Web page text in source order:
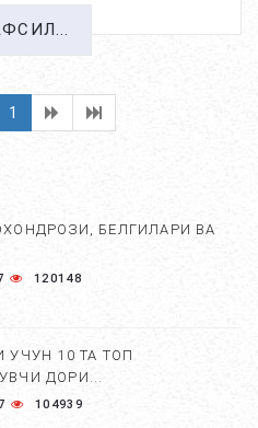
1
БЕЛГИЛАРИ ВА
120148
УЧУН 10 ТА ТОП
ДОРИ...
104939